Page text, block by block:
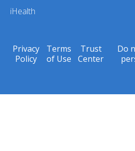
iHealth
Privacy
Policy
Terms
of Use
Trust
Center
Do